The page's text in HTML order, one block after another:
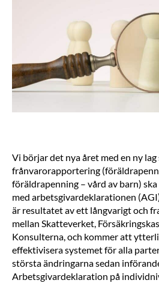
Vi börjar det nya året med en ny
frånvarorapportering
föräldrapenning – vård av barn)
med arbetsgivardeklarationen
är resultatet av ett långvarigt och
mellan Skatteverket,
Konsulterna, och kommer att
effektivisera systemet för alla
största ändringarna sedan
Arbetsgivardeklaration på